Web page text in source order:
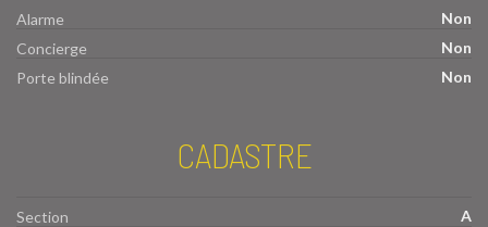
Alarme
Non
Concierge
Non
Porte blindée
Non
CADASTRE
Section
A